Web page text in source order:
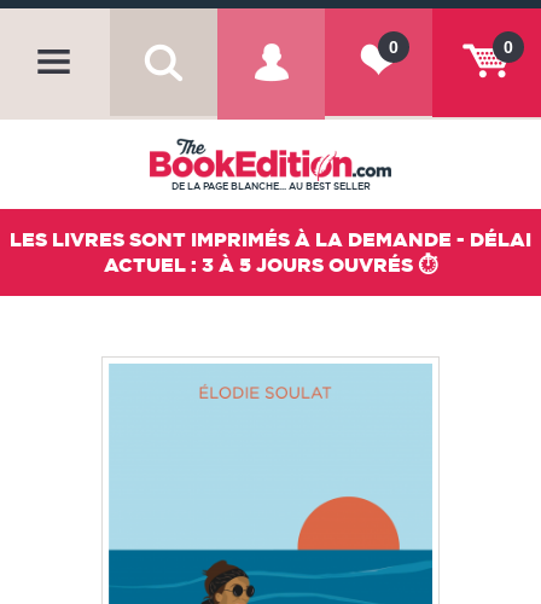
0
0
DE LA PAGE BLANCHE... AU BEST SELLER
LES LIVRES SONT IMPRIMÉS À LA DEMANDE - DÉLAI
ACTUEL : 3 À 5 JOURS OUVRÉS ⏱️